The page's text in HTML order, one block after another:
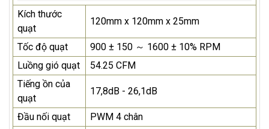
Kích thước
quạt
120mm x 120mm x 25mm
Tốc độ quạt
900 ± 150 ～ 1600 ± 10% RPM
Luồng gió quạt
54.25 CFM
Tiếng ồn của
quạt
17,8dB - 26,1dB
Đầu nối quạt
PWM 4 chân